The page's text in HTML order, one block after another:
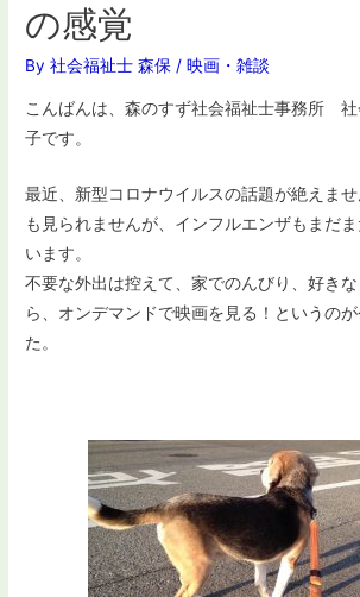
の感覚
By社会福祉士 森保 /映画 ・雑談
こんばんは、森のすず社会福祉士事務所
子です。
最近、新型コロナウイルスの話題が絶えま
も見られませんが、インフルエンザもまだ
います。
不要な外出は控えて、家でのんびり、好き
ら、オンデマンドで映画を見る！というの
た。